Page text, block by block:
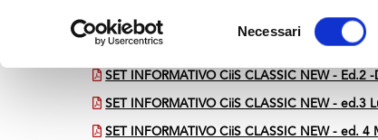
Necessari
SET INFORMATIVO CiiS CLASSIC NEW - Ed.2
SET INFORMATIVO CiiS CLASSIC NEW - ed.3
SET INFORMATIVO CiiS CLASSIC NEW - ed. 4